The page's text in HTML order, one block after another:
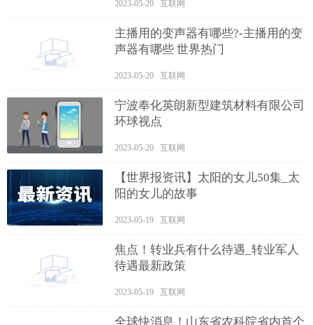
2023-05-20 互联网
主播用的变声器有哪些?-主播用的变
声器有哪些 世界热门
2023-05-20 互联网
宁波奉化英朗新型建筑材料有限公司
环球视点
2023-05-20 互联网
【世界报资讯】太阳的女儿50集_太
阳的女儿的故事
2023-05-19 互联网
焦点！转业兵有什么待遇_转业军人
待遇最新政策
2023-05-19 互联网
全球快消息！山东省农科院省内首个